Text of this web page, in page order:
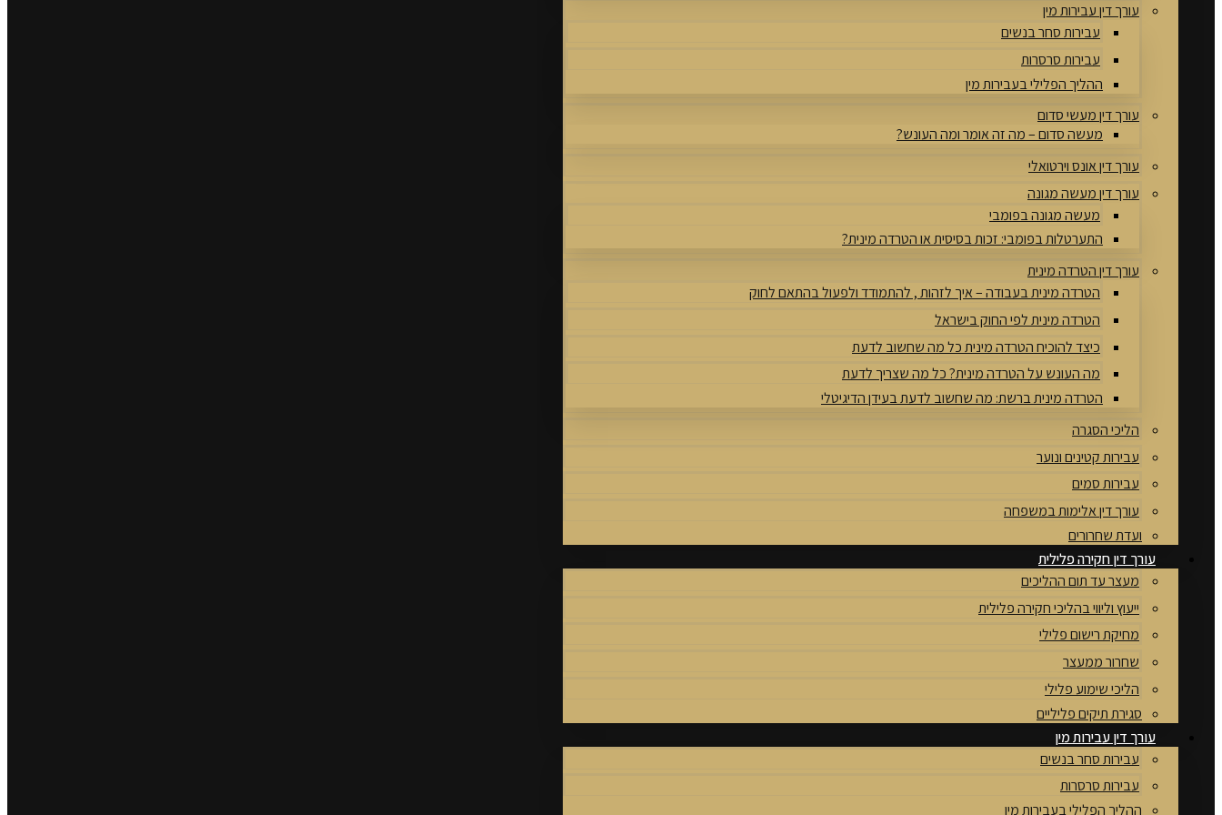
עורך דין עבירות מין
עבירות סחר בנשים
עבירות סרסרות
ההליך הפלילי בעבירות מין
עורך דין מעשי סדום
מעשה סדום – מה זה אומר ומה העונש?
עורך דין אונס וירטואלי
עורך דין מעשה מגונה
מעשה מגונה בפומבי
התערטלות בפומבי: זכות בסיסית או הטרדה מינית?
עורך דין הטרדה מינית
הטרדה מינית בעבודה – איך לזהות , להתמודד ולפעול בהתאם לחוק
הטרדה מינית לפי החוק בישראל
כיצד להוכיח הטרדה מינית כל מה שחשוב לדעת
מה העונש על הטרדה מינית? כל מה שצריך לדעת
הטרדה מינית ברשת: מה שחשוב לדעת בעידן הדיגיטלי
הליכי הסגרה
עבירות קטינים ונוער
עבירות סמים
עורך דין אלימות במשפחה
ועדת שחרורים
עורך דין חקירה פלילית
מעצר עד תום ההליכים
ייעוץ וליווי בהליכי חקירה פלילית
מחיקת רישום פלילי
שחרור ממעצר
הליכי שימוע פלילי
סגירת תיקים פליליים
עורך דין עבירות מין
עבירות סחר בנשים
עבירות סרסרות
ההליך הפלילי בעבירות מין